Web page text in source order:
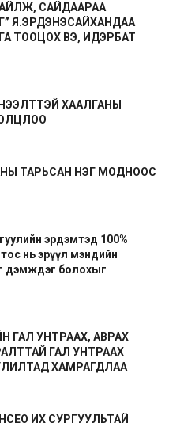
САЙДААРАА
Я.ЭРДЭНЭСАЙХАНДАА
ТООЦОХ ВЭ, ИДЭРБАТ
ХААЛГАНЫ
ТАРЬСАН НЭГ МОДНООС
эрдэмтэд 100%
нь эрүүл мэндийн
дэмждэг болохыг
ГАЛ УНТРААХ, АВРАХ
ГАЛ УНТРААХ
ХАМРАГДЛАА
ИХ СУРГУУЛЬТАЙ